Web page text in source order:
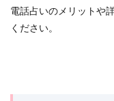
電話占いのメリットや
ください。